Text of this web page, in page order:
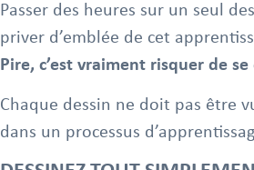
Passer des heures sur un seul
priver d’emblée de cet
Pire, c’est vraiment risquer de se
Chaque dessin ne doit pas être
dans un processus